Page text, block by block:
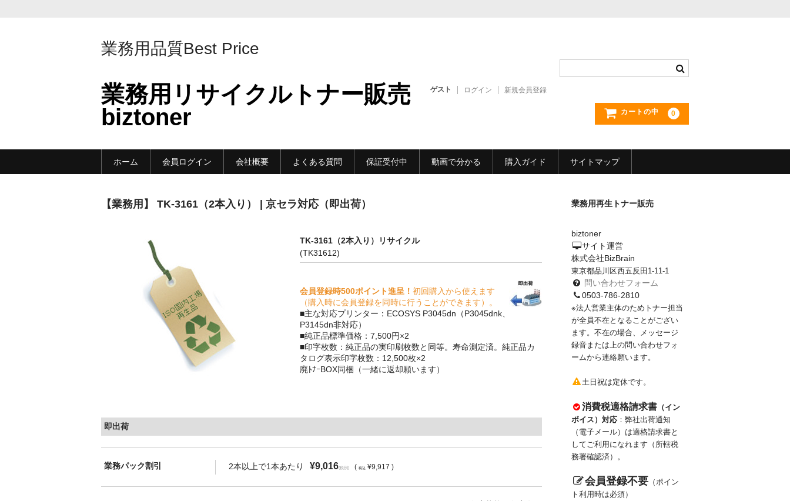
業務用品質Best Price
業務用リサイクルトナー販売
biztoner
ゲスト ログイン 新規会員登録
カートの中 0
ホーム 会員ログイン 会社概要 よくある質問 保証受付中 動画で分かる 購入ガイド サイトマップ
【業務用】 TK-3161（2本入り） | 京セラ対応（即出荷）
TK-3161（2本入り）リサイクル
(TK31612)
会員登録時500ポイント進呈！ 初回購入から使えます
（購入時に会員登録を同時に行うことができます）。
■主な対応プリンター：ECOSYS P3045dn（P3045dnk、
P3145dn非対応）
■純正品標準価格：7,500円×2
■印字枚数：純正品の実印刷枚数と同等。寿命測定済。純正品カ
タログ表示印字枚数：12,500枚×2
廃ﾄﾅｰBOX同梱（一緒に返却願います）
即出荷
業務パック割引 2本以上で1本あたり ¥9,016(税別) ( 税込 ¥9,917 )
業務用再生トナー販売
biztoner
サイト運営
株式会社BizBrain
東京都品川区西五反田1-11-1
問い合わせフォーム
0503-786-2810
※法人営業主体のためトナー担当
が全員不在となることがござい
ます。不在の場合、メッセージ
録音または上の問い合わせフォ
ームから連絡願います。
土日祝は定休です。
消費税適格請求書 （イン
ボイス）対応 ：弊社出荷通知
（電子メール）は適格請求書と
してご利用になれます（所轄税
務署確認済）。
会員登録不要 （ポイン
ト利用時は必須）